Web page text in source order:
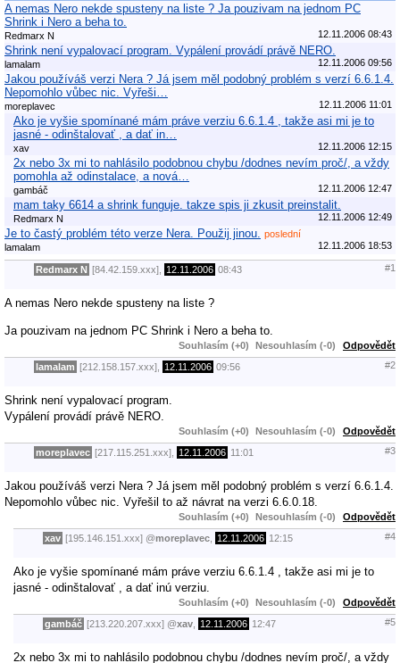
A nemas Nero nekde spusteny na liste ? Ja pouzivam na jednom PC
Shrink i Nero a beha to.
Redmarx N 12.11.2006 08:43
Shrink není vypalovací program. Vypálení provádí právě NERO.
lamalam 12.11.2006 09:56
Jakou používáš verzi Nera ? Já jsem měl podobný problém s verzí 6.6.1.4.
Nepomohlo vůbec nic. Vyřeši…
moreplavec 12.11.2006 11:01
Ako je vyšie spomínané mám práve verziu 6.6.1.4 , takže asi mi je to
jasné - odinštalovať , a dať in…
xav 12.11.2006 12:15
2x nebo 3x mi to nahlásilo podobnou chybu /dodnes nevím proč/, a vždy
pomohla až odinstalace, a nová…
gambáč 12.11.2006 12:47
mam taky 6614 a shrink funguje. takze spis ji zkusit preinstalit.
Redmarx N 12.11.2006 12:49
Je to častý problém této verze Nera. Použij jinou.
poslední
lamalam
12.11.2006 18:53
Redmarx N [84.42.159.xxx], 12.11.2006 08:43 #1
A nemas Nero nekde spusteny na liste ?
Ja pouzivam na jednom PC Shrink i Nero a beha to.
Souhlasím (+0) Nesouhlasím (-0) Odpovědět
lamalam [212.158.157.xxx], 12.11.2006 09:56 #2
Shrink není vypalovací program.
Vypálení provádí právě NERO.
Souhlasím (+0) Nesouhlasím (-0) Odpovědět
moreplavec [217.115.251.xxx], 12.11.2006 11:01 #3
Jakou používáš verzi Nera ? Já jsem měl podobný problém s verzí 6.6.1.4.
Nepomohlo vůbec nic. Vyřešil to až návrat na verzi 6.6.0.18.
Souhlasím (+0) Nesouhlasím (-0) Odpovědět
xav [195.146.151.xxx] @moreplavec 12.11.2006 12:15 #4
Ako je vyšie spomínané mám práve verziu 6.6.1.4 , takže asi mi je to
jasné - odinštalovať , a dať inú verziu.
Souhlasím (+0) Nesouhlasím (-0) Odpovědět
gambáč [213.220.207.xxx] @xav 12.11.2006 12:47 #5
2x nebo 3x mi to nahlásilo podobnou chybu /dodnes nevím proč/, a vždy